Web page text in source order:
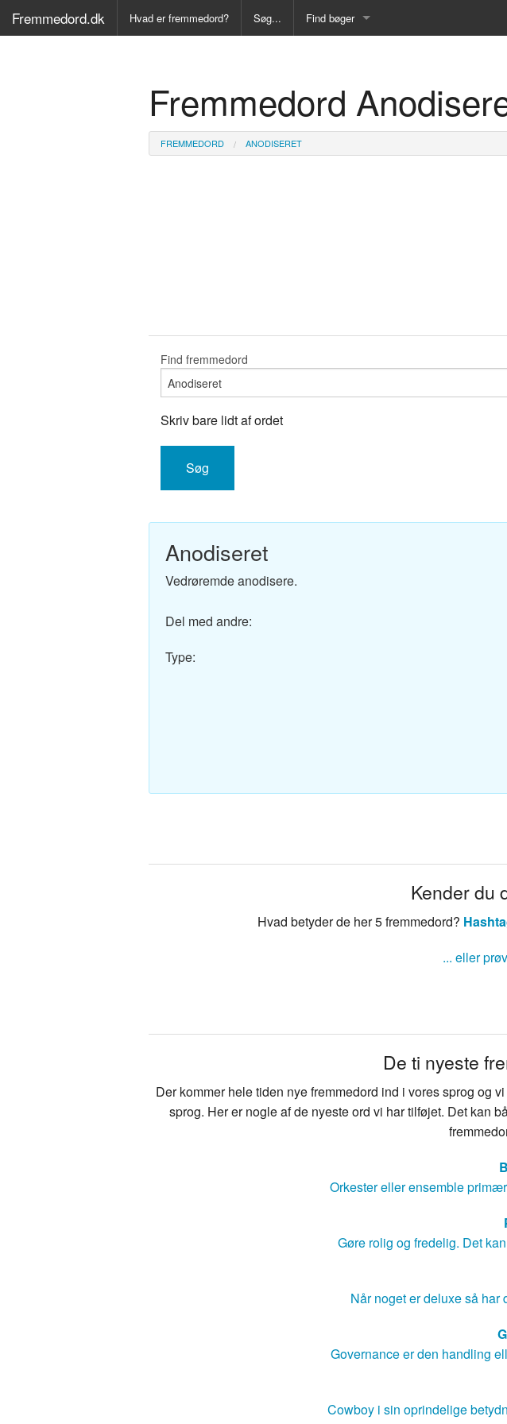
Fremmedord.dk Hvad er fremmedord? Søg... Find bøger
Ordbog over det danske sprog
Fremmedsprog
Engelsk-Dansk ordbog
Fransk-Dansk ordbog
Fremmedord
FREMMEDORD ANODISERET
Find fremmedord
Skriv bare lidt af ordet
Anodiseret
Vedrøremde anodisere.
Del med andre:
Type:
Kender du
Hvad betyder de her 5 fremmedord?
... eller
De ti nyeste
Der kommer hele tiden nye fremmedord ind i vores sprog og
sprog. Her er nogle af de nyeste ord vi har tilføjet. Det kan
Orkester eller ensemble
Gøre rolig og fredelig. Det
Når noget er deluxe så har
Governance er den handling
Cowboy i sin oprindelige